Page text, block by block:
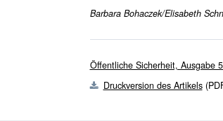
Barbara Bohaczek/Elisabeth
Öffentliche Sicherheit, Ausgabe
Druckversion des Artikels